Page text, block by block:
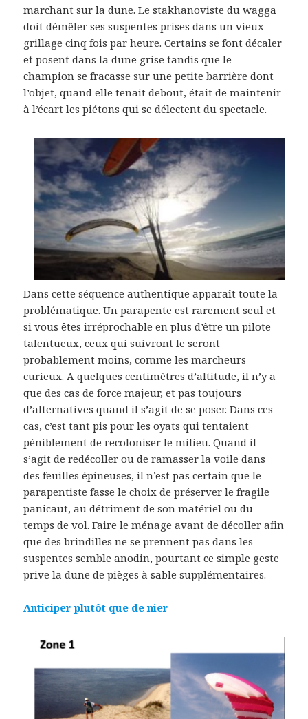
marchant sur la dune. Le stakhanoviste du wagga
doit démêler ses suspentes prises dans un vieux
grillage cinq fois par heure. Certains se font décaler
et posent dans la dune grise tandis que le
champion se fracasse sur une petite barrière dont
l’objet, quand elle tenait debout, était de maintenir
à l’écart les piétons qui se délectent du spectacle.
Dans cette séquence authentique apparaît toute la
problématique. Un parapente est rarement seul et
si vous êtes irréprochable en plus d’être un pilote
talentueux, ceux qui suivront le seront
probablement moins, comme les marcheurs
curieux. A quelques centimètres d’altitude, il n’y a
que des cas de force majeur, et pas toujours
d’alternatives quand il s’agit de se poser. Dans ces
cas, c’est tant pis pour les oyats qui tentaient
péniblement de recoloniser le milieu. Quand il
s’agit de redécoller ou de ramasser la voile dans
des feuilles épineuses, il n’est pas certain que le
parapentiste fasse le choix de préserver le fragile
panicaut, au détriment de son matériel ou du
temps de vol. Faire le ménage avant de décoller afin
que des brindilles ne se prennent pas dans les
suspentes semble anodin, pourtant ce simple geste
prive la dune de pièges à sable supplémentaires.
Anticiper plutôt que de nier